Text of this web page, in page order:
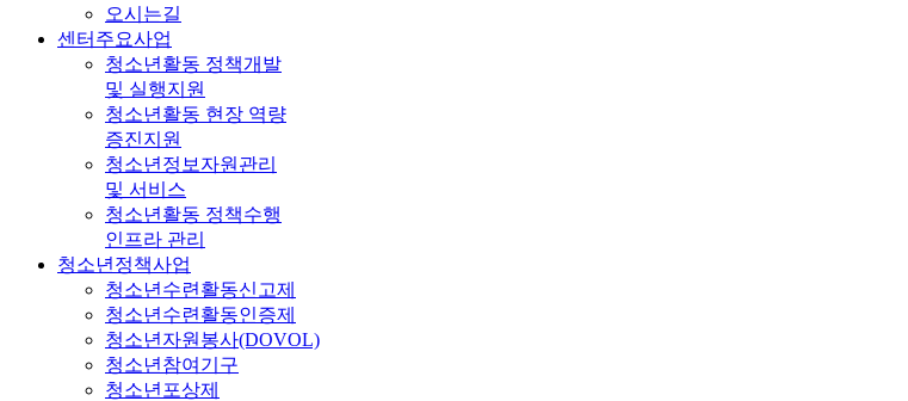
오시는길
센터주요사업
청소년활동 정책개발
및 실행지원
청소년활동 현장 역량
증진지원
청소년정보자원관리
및 서비스
청소년활동 정책수행
인프라 관리
청소년정책사업
청소년수련활동신고제
청소년수련활동인증제
청소년자원봉사(DOVOL)
청소년참여기구
청소년포상제